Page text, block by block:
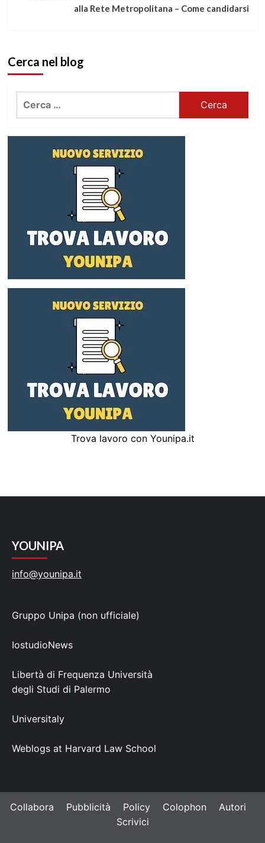
alla Rete Metropolitana – Come candidarsi
Cerca nel blog
Trova lavoro con Younipa.it
YOUNIPA
info@younipa.it
Gruppo Unipa (non ufficiale)
IostudioNews
Libertà di Frequenza Università
degli Studi di Palermo
Universitaly
Weblogs at Harvard Law School
Collabora Pubblicità Policy Colophon
Autori
Scrivici